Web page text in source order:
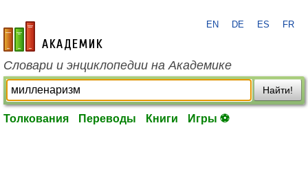
academic.ru
EN DE ES FR
Словари и энциклопедии на Академике
Найти!
Толкования Переводы Книги Игры ⚽